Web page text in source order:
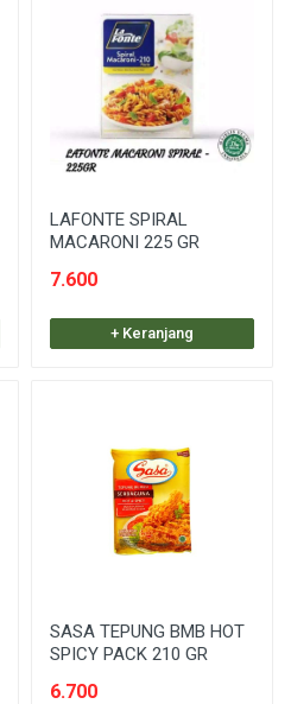
LAFONTE SPIRAL
MACARONI 225 GR
7.600
+ Keranjang
SASA TEPUNG BMB HOT
SPICY PACK 210 GR
6.700